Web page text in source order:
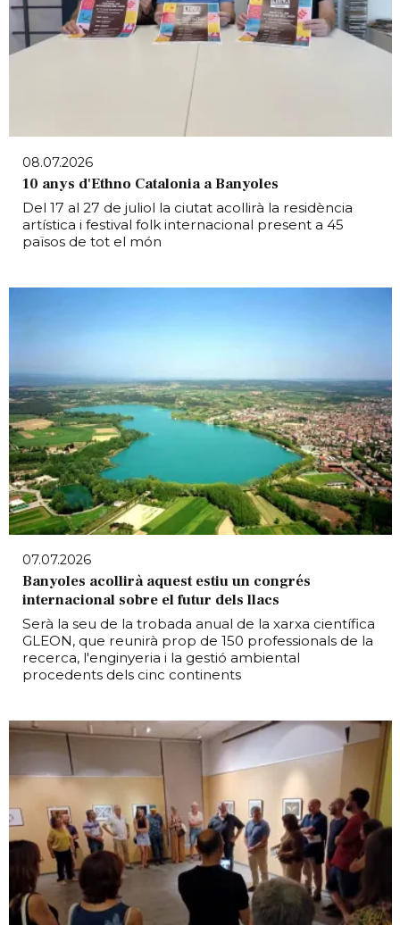
08.07.2026
10 anys d'Ethno Catalonia a Banyoles
Del 17 al 27 de juliol la ciutat acollirà la residència
artística i festival folk internacional present a 45
països de tot el món
07.07.2026
Banyoles acollirà aquest estiu un congrés
internacional sobre el futur dels llacs
Serà la seu de la trobada anual de la xarxa científica
GLEON, que reunirà prop de 150 professionals de la
recerca, l'enginyeria i la gestió ambiental
procedents dels cinc continents